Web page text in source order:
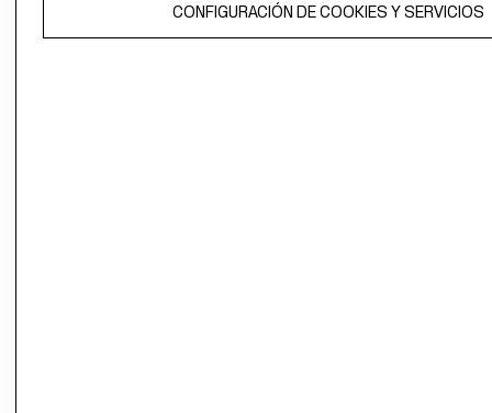
El contenido de esta página web está protegido por copyright y es
propiedad de H&M Hennes & Mauritz AB.
CONFIGURACIÓN DE COOKIES Y SERVICIOS